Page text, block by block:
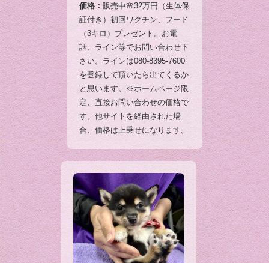
価格： 販売中🌸32万円（生体保
証付き）初回ワクチン、フード
（3キロ）プレゼント。お電
話、ライン等でお問い合わせ下
さい。ラインは080-8395-7600
を登録して頂いたら出てくるか
と思います。※ホームページ限
定、直接お問い合わせの価格で
す。他サイトを経由された場
合、価格は上乗せになります。